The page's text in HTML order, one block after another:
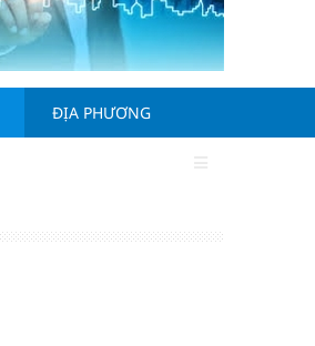
ĐỊA PHƯƠNG